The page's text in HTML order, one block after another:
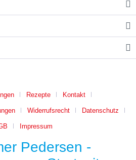
Rezepte Kontakt
Widerrufsrecht Datenschutz
Impressum